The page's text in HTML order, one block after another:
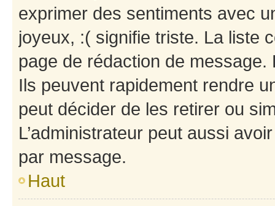
exprimer des sentiments avec
joyeux, :( signifie triste. La liste
page de rédaction de
Ils peuvent rapidement rendre
peut décider de les retirer ou
L’administrateur peut aussi
par message.
Haut